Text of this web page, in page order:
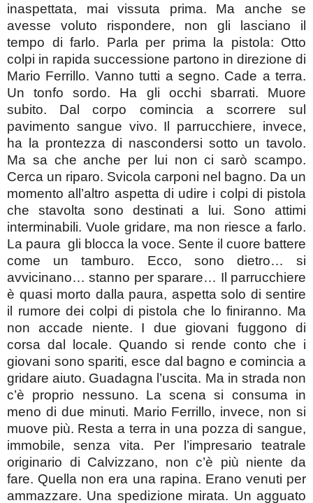
inaspettata, mai vissuta prima. Ma anche se
avesse voluto rispondere, non gli lasciano il
tempo di farlo. Parla per prima la pistola: Otto
colpi in rapida successione partono in direzione di
Mario Ferrillo. Vanno tutti a segno. Cade a terra.
Un tonfo sordo. Ha gli occhi sbarrati. Muore
subito. Dal corpo comincia a scorrere sul
pavimento sangue vivo. Il parrucchiere, invece,
ha la prontezza di nascondersi sotto un tavolo.
Ma sa che anche per lui non ci sarò scampo.
Cerca un riparo. Svicola carponi nel bagno. Da un
momento all’altro aspetta di udire i colpi di pistola
che stavolta sono destinati a lui. Sono attimi
interminabili. Vuole gridare, ma non riesce a farlo.
La paura gli blocca la voce. Sente il cuore battere
come un tamburo. Ecco, sono dietro… si
avvicinano… stanno per sparare… Il parrucchiere
è quasi morto dalla paura, aspetta solo di sentire
il rumore dei colpi di pistola che lo finiranno. Ma
non accade niente. I due giovani fuggono di
corsa dal locale. Quando si rende conto che i
giovani sono spariti, esce dal bagno e comincia a
gridare aiuto. Guadagna l’uscita. Ma in strada non
c’è proprio nessuno. La scena si consuma in
meno di due minuti. Mario Ferrillo, invece, non si
muove più. Resta a terra in una pozza di sangue,
immobile, senza vita. Per l’impresario teatrale
originario di Calvizzano, non c’è più niente da
fare. Quella non era una rapina. Erano venuti per
ammazzare. Una spedizione mirata. Un agguato